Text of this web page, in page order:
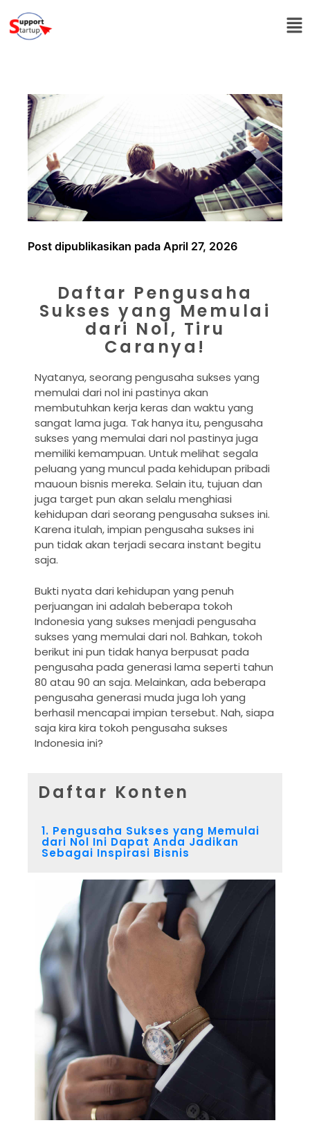
Post dipublikasikan pada April 27, 2026
Daftar Pengusaha
Sukses yang Memulai
dari Nol, Tiru
Caranya!
Nyatanya, seorang pengusaha sukses yang
memulai dari nol ini pastinya akan
membutuhkan kerja keras dan waktu yang
sangat lama juga. Tak hanya itu, pengusaha
sukses yang memulai dari nol pastinya juga
memiliki kemampuan. Untuk melihat segala
peluang yang muncul pada kehidupan pribadi
mauoun bisnis mereka. Selain itu, tujuan dan
juga target pun akan selalu menghiasi
kehidupan dari seorang pengusaha sukses ini.
Karena itulah, impian pengusaha sukses ini
pun tidak akan terjadi secara instant begitu
saja.
Bukti nyata dari kehidupan yang penuh
perjuangan ini adalah beberapa tokoh
Indonesia yang sukses menjadi pengusaha
sukses yang memulai dari nol. Bahkan, tokoh
berikut ini pun tidak hanya berpusat pada
pengusaha pada generasi lama seperti tahun
80 atau 90 an saja. Melainkan, ada beberapa
pengusaha generasi muda juga loh yang
berhasil mencapai impian tersebut. Nah, siapa
saja kira kira tokoh pengusaha sukses
Indonesia ini?
Daftar Konten
1. Pengusaha Sukses yang Memulai
dari Nol Ini Dapat Anda Jadikan
Sebagai Inspirasi Bisnis